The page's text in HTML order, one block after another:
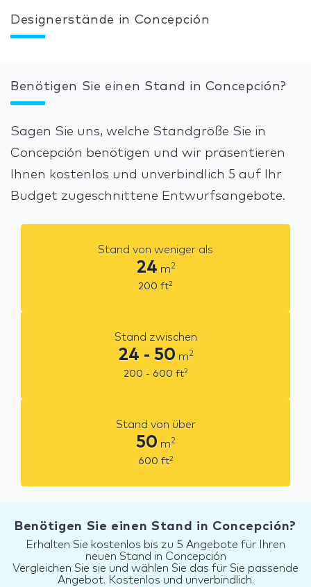
Designerstände in Concepción
Benötigen Sie einen Stand in Concepción?
Sagen Sie uns, welche Standgröße Sie in
Concepción benötigen und wir präsentieren
Ihnen kostenlos und unverbindlich 5 auf Ihr
Budget zugeschnittene Entwurfsangebote.
Stand von weniger als
24 m2
200 ft2
Stand zwischen
24 - 50 m2
200 - 600 ft2
Stand von über
50 m2
600 ft2
Benötigen Sie einen Stand in Concepción?
Erhalten Sie kostenlos bis zu 5 Angebote für Ihren
neuen Stand in Concepción
Vergleichen Sie sie und wählen Sie das für Sie passende
Angebot. Kostenlos und unverbindlich.